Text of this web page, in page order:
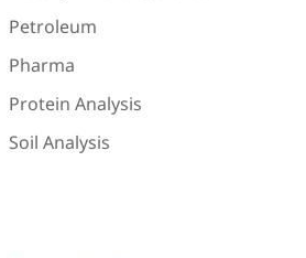
Petroleum
Pharma
Protein Analysis
Soil Analysis